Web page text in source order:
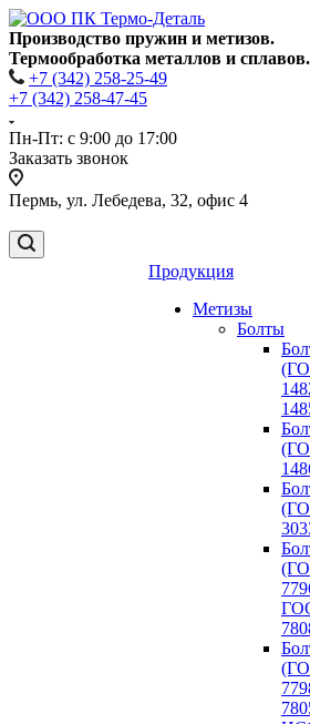
Производство пружин и метизов.
Термообработка металлов и сплавов.
+7 (342) 258-25-49
+7 (342) 258-47-45
Пн-Пт: с 9:00 до 17:00
Заказать звонок
Пермь, ул. Лебедева, 32, офис 4
Продукция
Метизы
Болты